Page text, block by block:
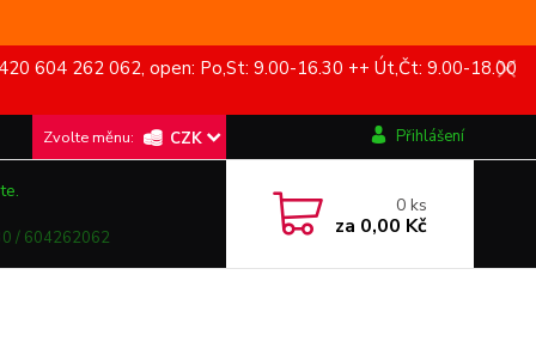
604 262 062, open: Po,St: 9.00-16.30 ++ Út,Čt: 9.00-18.00
CZK Přihlášení
/ 604262062
0ks
za 0,00 Kč